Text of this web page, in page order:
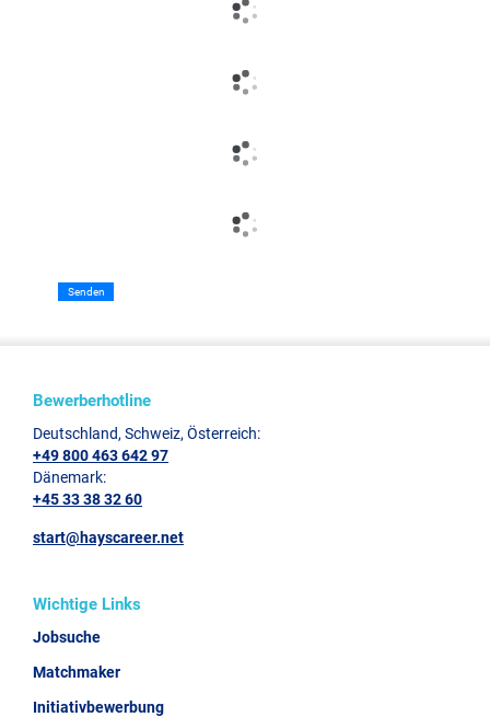
Senden
Bewerberhotline
Deutschland, Schweiz, Österreich:
+49 800 463 642 97
Dänemark:
+45 33 38 32 60
start@hayscareer.net
Wichtige Links
Jobsuche
Matchmaker
Initiativbewerbung